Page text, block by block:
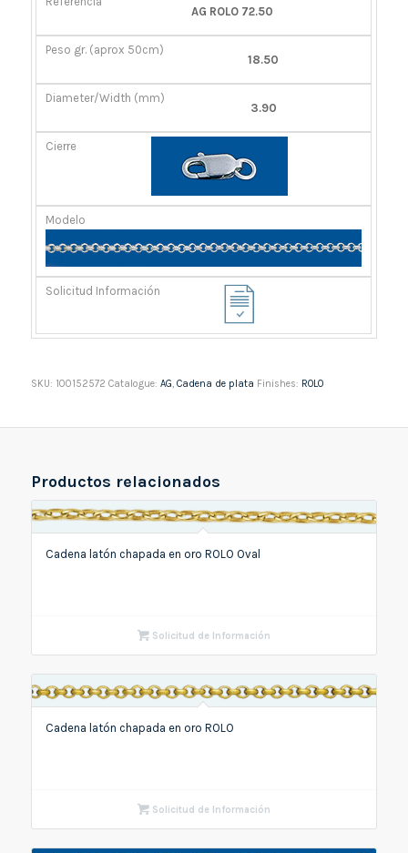
AG ROLO 72.50
18.50
3.90
SKU: 100152572 Catalogue: AG Cadena de plata Finishes: ROLO
Productos relacionados
Cadena latón chapada en oro ROLO Oval
Solicitud de Información
Cadena latón chapada en oro ROLO
Solicitud de Información